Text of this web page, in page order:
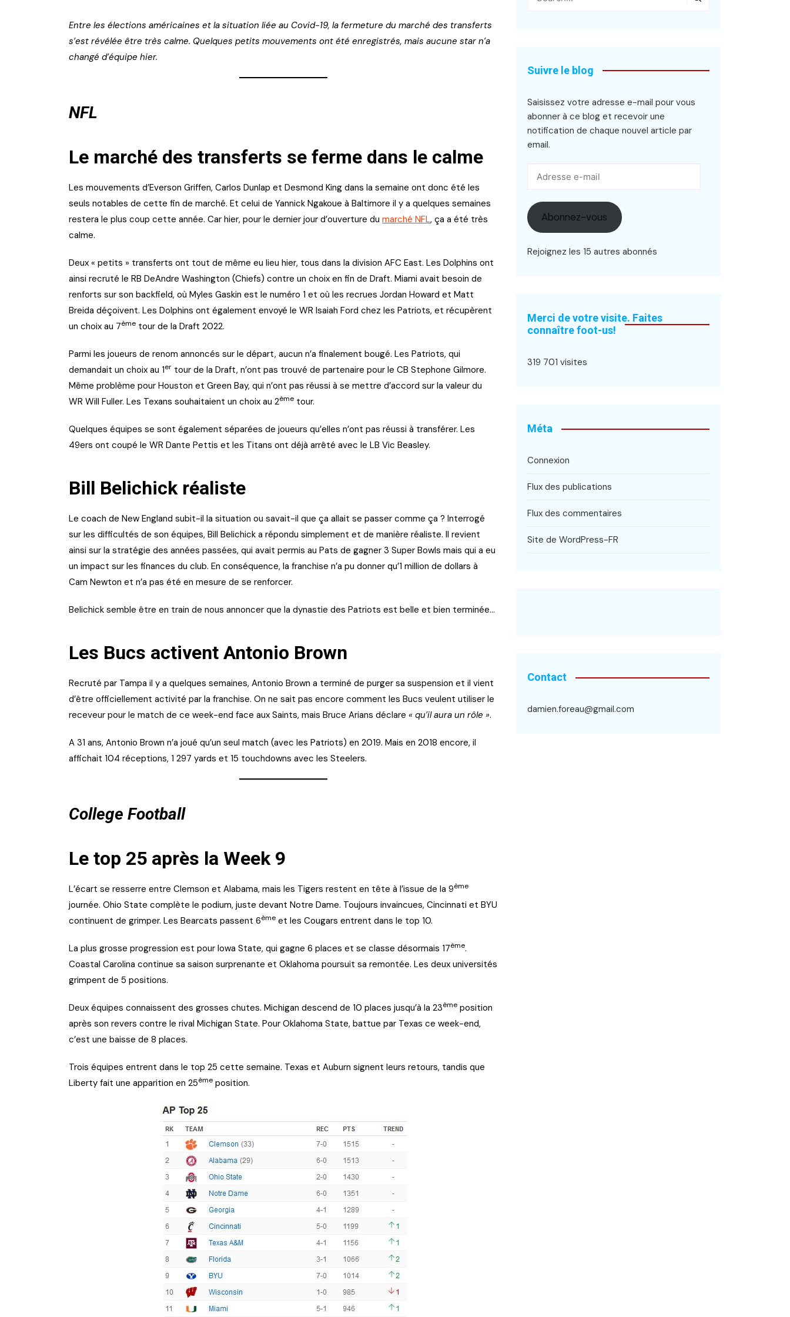
Entre les élections américaines et la situation liée au Covid-19, la fermeture du marché des transferts
s’est révélée être très calme. Quelques petits mouvements ont été enregistrés, mais aucune star n’a
changé d’équipe hier.
NFL
Le marché des transferts se ferme dans le calme
Les mouvements d’Everson Griffen, Carlos Dunlap et Desmond King dans la semaine ont donc été les
seuls notables de cette fin de marché. Et celui de Yannick Ngakoue à Baltimore il y a quelques semaines
restera le plus coup cette année. Car hier, pour le dernier jour d’ouverture du marché NFL, ça a été très
calme.
Deux « petits » transferts ont tout de même eu lieu hier, tous dans la division AFC East. Les Dolphins ont
ainsi recruté le RB DeAndre Washington (Chiefs) contre un choix en fin de Draft. Miami avait besoin de
renforts sur son backfield, où Myles Gaskin est le numéro 1 et où les recrues Jordan Howard et Matt
Breida déçoivent. Les Dolphins ont également envoyé le WR Isaiah Ford chez les Patriots, et récupèrent
un choix au 7ème tour de la Draft 2022.
Parmi les joueurs de renom annoncés sur le départ, aucun n’a finalement bougé. Les Patriots, qui
demandait un choix au 1er tour de la Draft, n’ont pas trouvé de partenaire pour le CB Stephone Gilmore.
Même problème pour Houston et Green Bay, qui n’ont pas réussi à se mettre d’accord sur la valeur du
WR Will Fuller. Les Texans souhaitaient un choix au 2ème tour.
Quelques équipes se sont également séparées de joueurs qu’elles n’ont pas réussi à transférer. Les
49ers ont coupé le WR Dante Pettis et les Titans ont déjà arrêté avec le LB Vic Beasley.
Bill Belichick réaliste
Le coach de New England subit-il la situation ou savait-il que ça allait se passer comme ça ? Interrogé
sur les difficultés de son équipes, Bill Belichick a répondu simplement et de manière réaliste. Il revient
ainsi sur la stratégie des années passées, qui avait permis au Pats de gagner 3 Super Bowls mais qui a eu
un impact sur les finances du club. En conséquence, la franchise n’a pu donner qu’1 million de dollars à
Cam Newton et n’a pas été en mesure de se renforcer.
Belichick semble être en train de nous annoncer que la dynastie des Patriots est belle et bien terminée…
Les Bucs activent Antonio Brown
Recruté par Tampa il y a quelques semaines, Antonio Brown a terminé de purger sa suspension et il vient
d’être officiellement activité par la franchise. On ne sait pas encore comment les Bucs veulent utiliser le
receveur pour le match de ce week-end face aux Saints, mais Bruce Arians déclare « qu’il aura un rôle ».
A 31 ans, Antonio Brown n’a joué qu’un seul match (avec les Patriots) en 2019. Mais en 2018 encore, il
affichait 104 réceptions, 1 297 yards et 15 touchdowns avec les Steelers.
College Football
Le top 25 après la Week 9
L’écart se resserre entre Clemson et Alabama, mais les Tigers restent en tête à l’issue de la 9ème
journée. Ohio State complète le podium, juste devant Notre Dame. Toujours invaincues, Cincinnati et BYU
continuent de grimper. Les Bearcats passent 6ème et les Cougars entrent dans le top 10.
La plus grosse progression est pour Iowa State, qui gagne 6 places et se classe désormais 17ème.
Coastal Carolina continue sa saison surprenante et Oklahoma poursuit sa remontée. Les deux universités
grimpent de 5 positions.
Deux équipes connaissent des grosses chutes. Michigan descend de 10 places jusqu’à la 23ème position
après son revers contre le rival Michigan State. Pour Oklahoma State, battue par Texas ce week-end,
c’est une baisse de 8 places.
Trois équipes entrent dans le top 25 cette semaine. Texas et Auburn signent leurs retours, tandis que
Liberty fait une apparition en 25ème position.
Suivre le blog
Saisissez votre adresse e-mail pour vous
abonner à ce blog et recevoir une
notification de chaque nouvel article par
email.
Abonnez-vous
Rejoignez les 15 autres abonnés
Merci de votre visite. Faites
connaître foot-us!
319 701 visites
Méta
Connexion
Flux des publications
Flux des commentaires
Site de WordPress-FR
Contact
damien.foreau@gmail.com